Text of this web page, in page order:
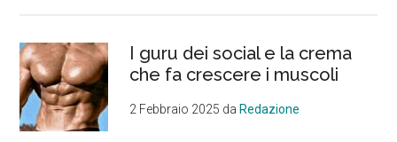
I guru dei social e la crema
che fa crescere i muscoli
2 Febbraio 2025 daRedazione